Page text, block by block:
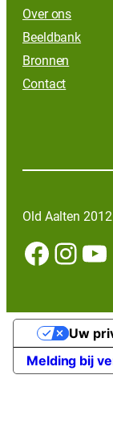
Over ons
Beeldbank
Bronnen
Contact
Old Aalten
Facebook InstagramYouTube
Melding bij
Uw